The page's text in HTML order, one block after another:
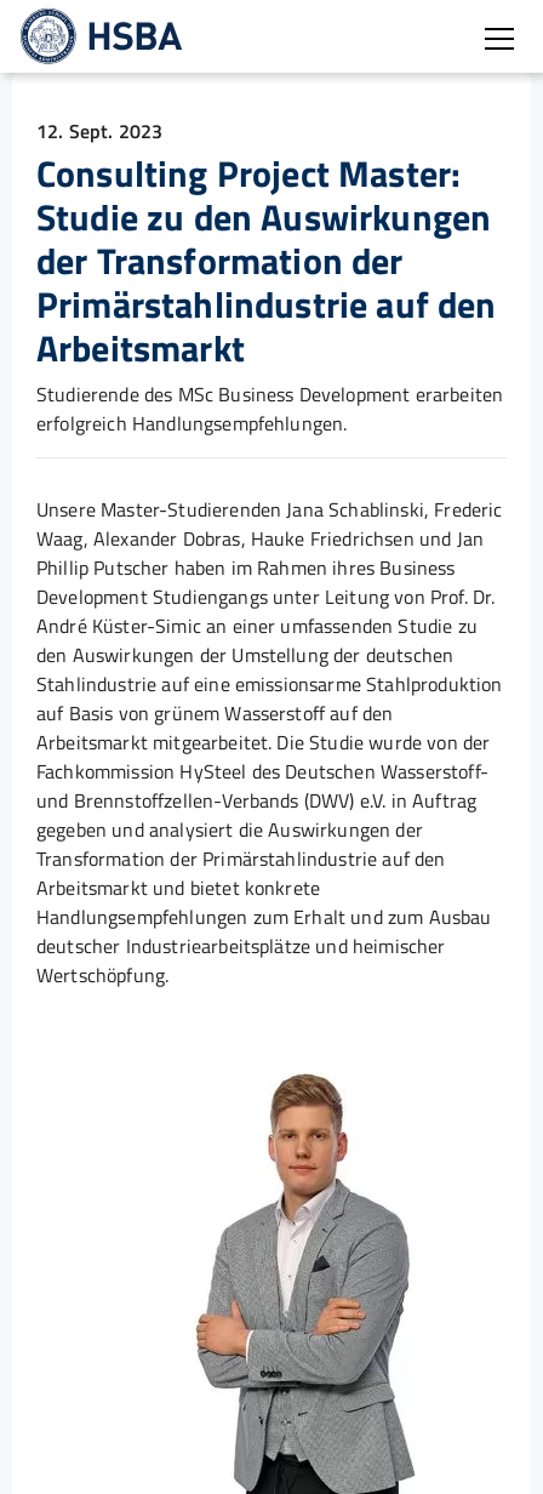
12. Sept. 2023
Consulting Project Master:
Studie zu den Auswirkungen
der Transformation der
Primärstahlindustrie auf den
Arbeitsmarkt
Studierende des MSc Business Development erarbeiten
erfolgreich Handlungsempfehlungen.
Unsere Master-Studierenden Jana Schablinski, Frederic
Waag, Alexander Dobras, Hauke Friedrichsen und Jan
Phillip Putscher haben im Rahmen ihres Business
Development Studiengangs unter Leitung von Prof. Dr.
André Küster-Simic an einer umfassenden Studie zu
den Auswirkungen der Umstellung der deutschen
Stahlindustrie auf eine emissionsarme Stahlproduktion
auf Basis von grünem Wasserstoff auf den
Arbeitsmarkt mitgearbeitet. Die Studie wurde von der
Fachkommission HySteel des Deutschen Wasserstoff-
und Brennstoffzellen-Verbands (DWV) e.V. in Auftrag
gegeben und analysiert die Auswirkungen der
Transformation der Primärstahlindustrie auf den
Arbeitsmarkt und bietet konkrete
Handlungsempfehlungen zum Erhalt und zum Ausbau
deutscher Industriearbeitsplätze und heimischer
Wertschöpfung.